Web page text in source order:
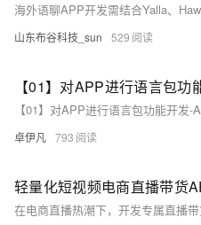
山东布谷科技_sun 529
卓伊凡 793